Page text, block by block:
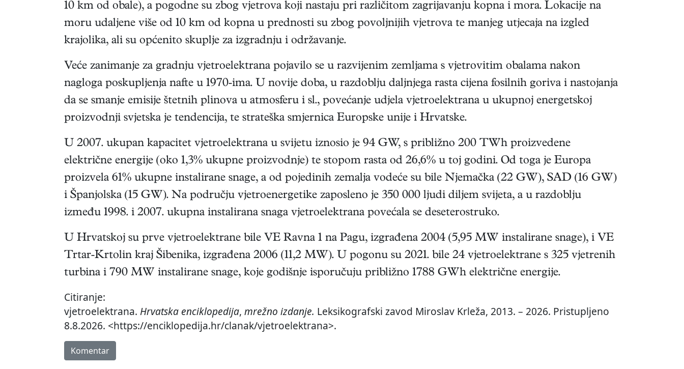
10 km od obale), a pogodne su zbog vjetrova koji nastaju pri različitom zagrijavanju kopna i mora. Lokacije na
moru udaljene više od 10 km od kopna u prednosti su zbog povoljnijih vjetrova te manjeg utjecaja na izgled
krajolika, ali su općenito skuplje za izgradnju i održavanje.
Veće zanimanje za gradnju vjetroelektrana pojavilo se u razvijenim zemljama s vjetrovitim obalama nakon
nagloga poskupljenja nafte u 1970-ima. U novije doba, u razdoblju daljnjega rasta cijena fosilnih goriva i nastojanja
da se smanje emisije štetnih plinova u atmosferu i sl., povećanje udjela vjetroelektrana u ukupnoj energetskoj
proizvodnji svjetska je tendencija, te strateška smjernica Europske unije i Hrvatske.
U 2007. ukupan kapacitet vjetroelektrana u svijetu iznosio je 94 GW, s približno 200 TWh proizvedene
električne energije (oko 1,3% ukupne proizvodnje) te stopom rasta od 26,6% u toj godini. Od toga je Europa
proizvela 61% ukupne instalirane snage, a od pojedinih zemalja vodeće su bile Njemačka (22 GW), SAD (16 GW)
i Španjolska (15 GW). Na području vjetroenergetike zaposleno je 350 000 ljudi diljem svijeta, a u razdoblju
između 1998. i 2007. ukupna instalirana snaga vjetroelektrana povećala se deseterostruko.
U Hrvatskoj su prve vjetroelektrane bile VE Ravna 1 na Pagu, izgrađena 2004 (5,95 MW instalirane snage), i VE
Trtar-Krtolin kraj Šibenika, izgrađena 2006 (11,2 MW). U pogonu su 2021. bile 24 vjetroelektrane s 325 vjetrenih
turbina i 790 MW instalirane snage, koje godišnje isporučuju približno 1788 GWh električne energije.
Citiranje:
vjetroelektrana. Hrvatska enciklopedija, mrežno izdanje. Leksikografski zavod Miroslav Krleža, 2013. – 2026. Pristupljeno
8.8.2026. <https://enciklopedija.hr/clanak/vjetroelektrana>.
Komentar